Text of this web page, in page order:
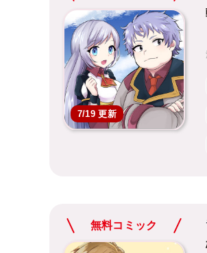
7/19 更新
無料コミック